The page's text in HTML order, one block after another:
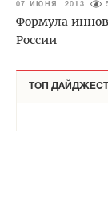
07 ИЮНЯ 2013
Формула
России
ТОП ДАЙДЖЕСТ